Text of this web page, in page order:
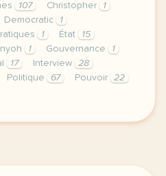
107 Christopher
1
Democratic
1
1 État
15
1 Gouvernance
1
17 Interview
28
Politique 67 Pouvoir
22
privee est une priorite